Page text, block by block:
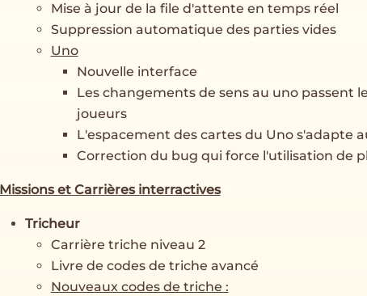
Mise à jour de la file d'attente en temps réel
Suppression automatique des parties vides
Uno
Nouvelle interface
Les changements de sens au uno passent
joueurs
L'espacement des cartes du Uno s'adapte
Correction du bug qui force l'utilisation de
Missions et Carrières interractives
Tricheur
Carrière triche niveau 2
Livre de codes de triche avancé
Nouveaux codes de triche :